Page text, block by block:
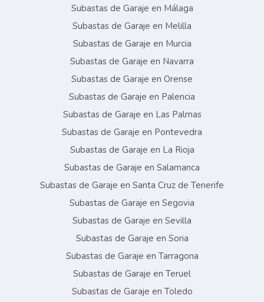
Subastas de Garaje en Málaga
Subastas de Garaje en Melilla
Subastas de Garaje en Murcia
Subastas de Garaje en Navarra
Subastas de Garaje en Orense
Subastas de Garaje en Palencia
Subastas de Garaje en Las Palmas
Subastas de Garaje en Pontevedra
Subastas de Garaje en La Rioja
Subastas de Garaje en Salamanca
Subastas de Garaje en Santa Cruz de Tenerife
Subastas de Garaje en Segovia
Subastas de Garaje en Sevilla
Subastas de Garaje en Soria
Subastas de Garaje en Tarragona
Subastas de Garaje en Teruel
Subastas de Garaje en Toledo